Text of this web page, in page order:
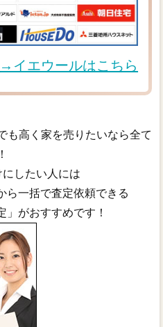
→イエウールはこちら
も高く家を売りたいなら全て
したい人には
ら一括で査定依頼できる
」がおすすめです！